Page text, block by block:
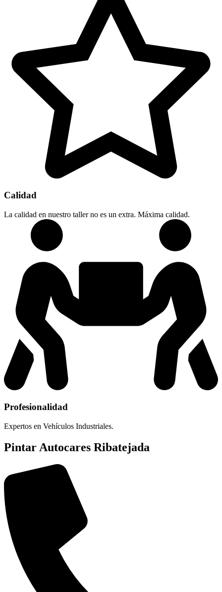
Calidad
La calidad en nuestro taller no es un extra. Máxima calidad.
Profesionalidad
Expertos en Vehículos Industriales.
Pintar Autocares Ribatejada